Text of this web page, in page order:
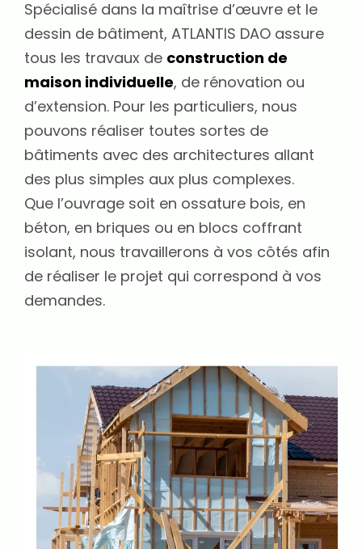
Spécialisé dans la maîtrise d’œuvre et le
dessin de bâtiment, ATLANTIS DAO assure
tous les travaux de construction de
maison individuelle, de rénovation ou
d’extension. Pour les particuliers, nous
pouvons réaliser toutes sortes de
bâtiments avec des architectures allant
des plus simples aux plus complexes.
Que l’ouvrage soit en ossature bois, en
béton, en briques ou en blocs coffrant
isolant, nous travaillerons à vos côtés afin
de réaliser le projet qui correspond à vos
demandes.